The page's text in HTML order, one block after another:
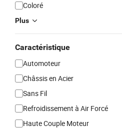
Coloré
Plus
Caractéristique
Automoteur
Châssis en Acier
Sans Fil
Refroidissement à Air Forcé
Haute Couple Moteur